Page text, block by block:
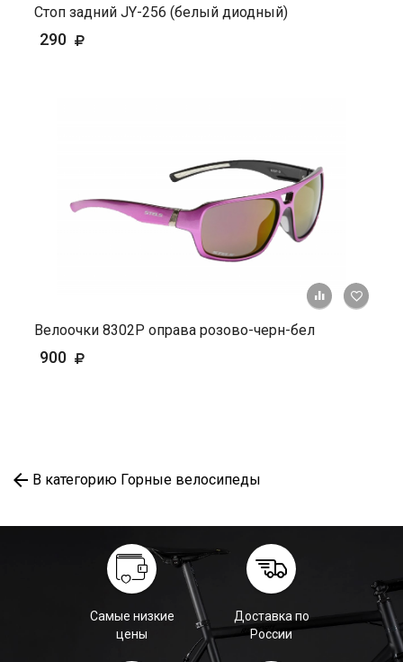
Стоп задний JY-256 (белый диодный)
290
+ К
Велоочки 8302Р оправа розово-черн-бел
900
В категорию Горные велосипеды
Самые низкие
цены
Доставка по
России